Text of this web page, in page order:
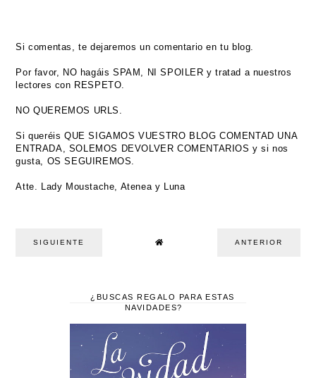
Si comentas, te dejaremos un comentario en tu blog.
Por favor, NO hagáis SPAM, NI SPOILER y tratad a nuestros
lectores con RESPETO.
NO QUEREMOS URLS.
Si queréis QUE SIGAMOS VUESTRO BLOG COMENTAD UNA
ENTRADA, SOLEMOS DEVOLVER COMENTARIOS y si nos
gusta, OS SEGUIREMOS.
Atte. Lady Moustache, Atenea y Luna
SIGUIENTE ANTERIOR
¿BUSCAS REGALO PARA ESTAS
NAVIDADES?